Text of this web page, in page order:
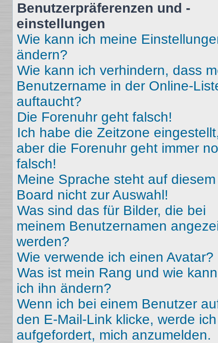
Benutzerpräferenzen und -
einstellungen
Wie kann ich meine
ändern?
Wie kann ich verhindern, dass
Benutzername in der Online-
auftaucht?
Die Forenuhr geht falsch!
Ich habe die Zeitzone
aber die Forenuhr geht immer
falsch!
Meine Sprache steht auf diesem
Board nicht zur Auswahl!
Was sind das für Bilder, die bei
meinem Benutzernamen
werden?
Wie verwende ich einen Avatar?
Was ist mein Rang und wie kann
ich ihn ändern?
Wenn ich bei einem Benutzer
den E-Mail-Link klicke, werde ich
aufgefordert, mich anzumelden.